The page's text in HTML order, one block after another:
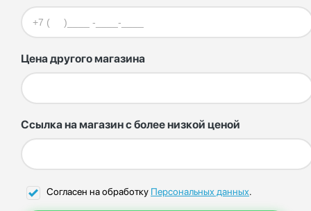
Цена другого магазина
Ссылка на магазин с более низкой ценой
Согласен на обработку Персональных данных.